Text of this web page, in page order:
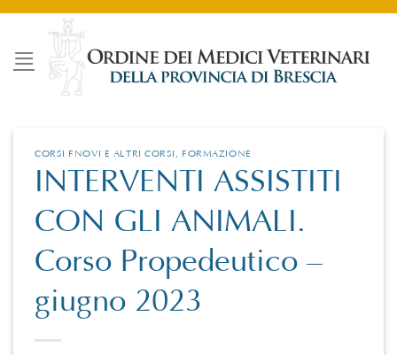
Salta
contenuti
CORSI FNOVI E ALTRI CORSI , FORMAZIONE
INTERVENTI ASSISTITI
CON GLI ANIMALI.
Corso Propedeutico –
giugno 2023